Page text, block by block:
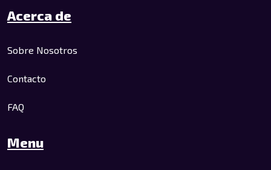
Acerca de
Sobre Nosotros
Contacto
FAQ
Menu